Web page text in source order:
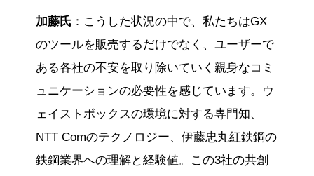
加藤氏 ：こうした状況の中で、私たちはGX
のツールを販売するだけでなく、ユーザーで
ある各社の不安を取り除いていく親身なコミ
ュニケーションの必要性を感じています。ウ
ェイストボックスの環境に対する専門知、
NTT Comのテクノロジー、伊藤忠丸紅鉄鋼の
鉄鋼業界への理解と経験値。この3社の共創